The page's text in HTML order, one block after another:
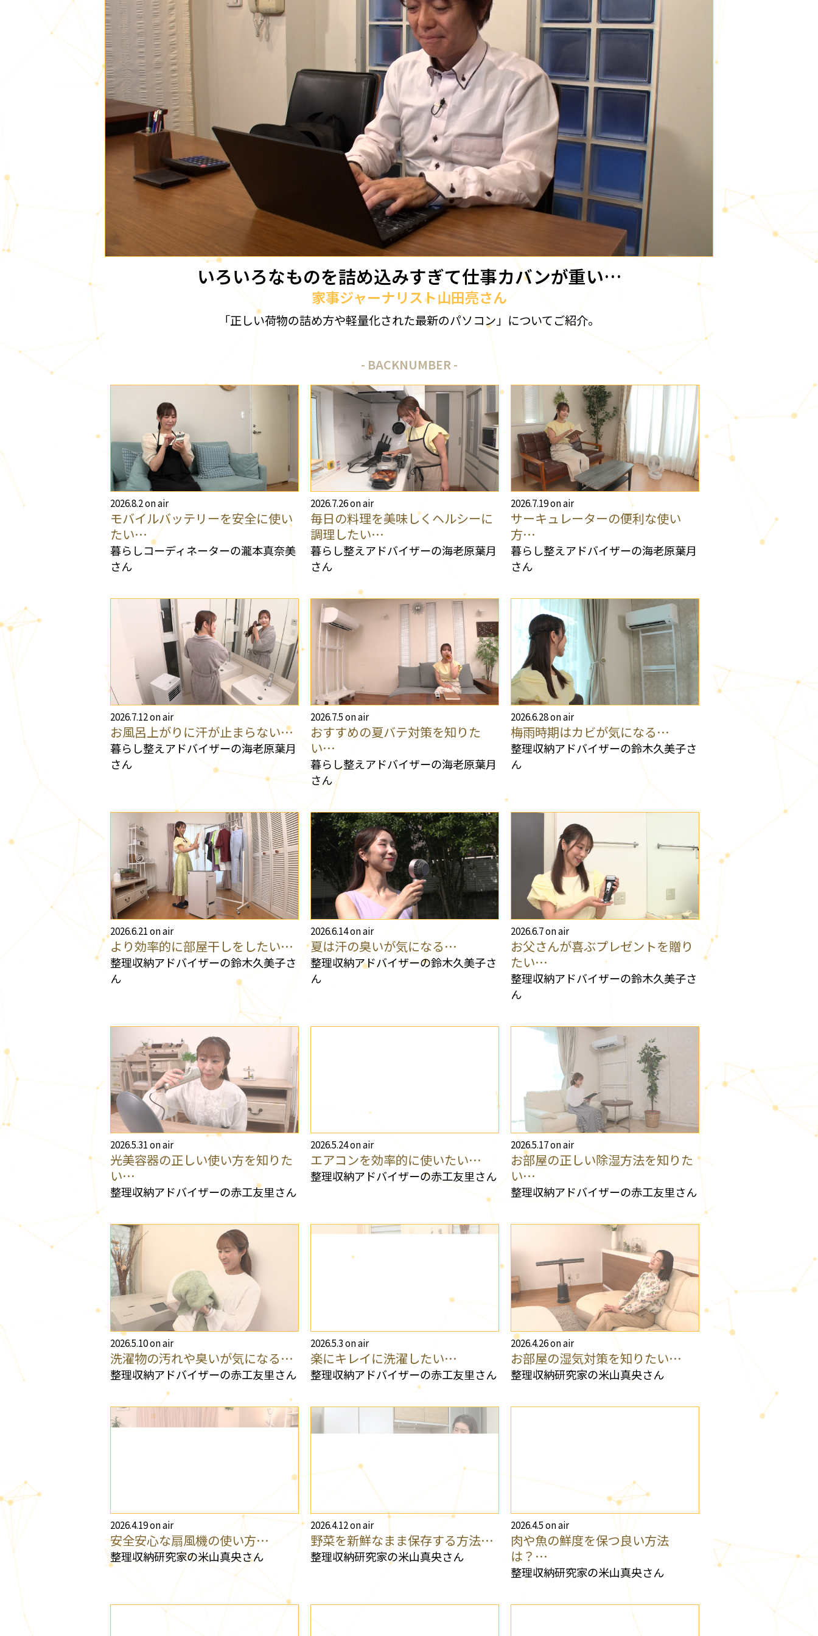
いろいろなものを詰め込みすぎて仕事カバンが重い…
家事ジャーナリスト山田亮さん
「正しい荷物の詰め方や軽量化された最新のパソコン」についてご紹介。
BACKNUMBER
2026.8.2 on air
モバイルバッテリーを安全に使い
たい…
暮らしコーディネーターの瀧本真奈美
さん
2026.7.26 on air
毎日の料理を美味しくヘルシーに
調理したい…
暮らし整えアドバイザーの海老原葉月
さん
2026.7.19 on air
サーキュレーターの便利な使い
方…
暮らし整えアドバイザーの海老原葉月
さん
2026.7.12 on air
お風呂上がりに汗が止まらない…
暮らし整えアドバイザーの海老原葉月
さん
2026.7.5 on air
おすすめの夏バテ対策を知りた
い…
暮らし整えアドバイザーの海老原葉月
さん
2026.6.28 on air
梅雨時期はカビが気になる…
整理収納アドバイザーの鈴木久美子さ
ん
2026.6.21 on air
より効率的に部屋干しをしたい…
整理収納アドバイザーの鈴木久美子さ
ん
2026.6.14 on air
夏は汗の臭いが気になる…
整理収納アドバイザーの鈴木久美子さ
ん
2026.6.7 on air
お父さんが喜ぶプレゼントを贈り
たい…
整理収納アドバイザーの鈴木久美子さ
ん
2026.5.31 on air
光美容器の正しい使い方を知りた
い…
整理収納アドバイザーの赤工友里さん
2026.5.24 on air
エアコンを効率的に使いたい…
整理収納アドバイザーの赤工友里さん
2026.5.17 on air
お部屋の正しい除湿方法を知りた
い…
整理収納アドバイザーの赤工友里さん
2026.5.10 on air
洗濯物の汚れや臭いが気になる…
整理収納アドバイザーの赤工友里さん
2026.5.3 on air
楽にキレイに洗濯したい…
整理収納アドバイザーの赤工友里さん
2026.4.26 on air
お部屋の湿気対策を知りたい…
整理収納研究家の米山真央さん
2026.4.19 on air
安全安心な扇風機の使い方…
整理収納研究家の米山真央さん
2026.4.12 on air
野菜を新鮮なまま保存する方法…
整理収納研究家の米山真央さん
2026.4.5 on air
肉や魚の鮮度を保つ良い方法
は？…
整理収納研究家の米山真央さん